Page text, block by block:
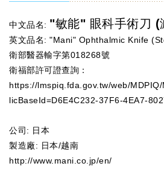
中文品名: "敏能" 眼科手術刀 (
英文品名: "Mani" Ophthalmic Knife
衛部醫器輸字第018268號
衛福部許可證查詢：
https://lmspiq.fda.gov.tw/web/
licBaseId=D6E4C232-37F6-4EA7-
公司: 日本
製造廠: 日本/越南
http://www.mani.co.jp/en/